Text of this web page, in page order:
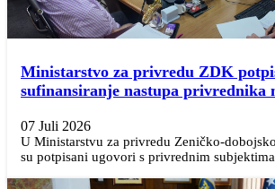
Ministarstvo za privredu ZDK
sufinansiranje nastupa privrednika
07 Juli 2026
U Ministarstvu za privredu Zeničko-
su potpisani ugovori s privrednim